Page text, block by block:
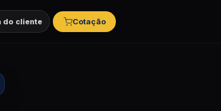
do cliente Cotação